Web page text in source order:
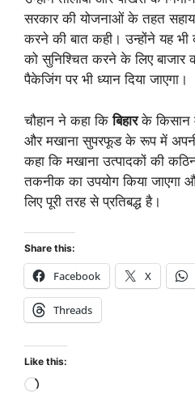
सरकार की योजनाओं के तहत
करने की बात कही। उन्होंने यह
को सुनिश्चित करने के लिए बाजार
पैकेजिंग पर भी ध्यान दिया जाएगा।
चौहान ने कहा किबिहारके किसान
और मखाना सुपरफूड के रूप में
कहा कि मखाना उत्पादकों की
तकनीक का उपयोग किया
लिए पूरी तरह से प्रतिबद्ध है।
Share this:
Facebook X
Threads
Like this: